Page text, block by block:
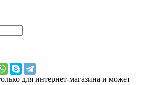
+
для интернет-магазина и может